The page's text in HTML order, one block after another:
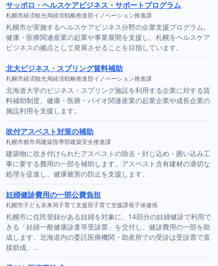
サッポロ・ヘルスケアビジネス・サポートプログラム
札幌市経済観光局経済戦略推進部イノベーション推進課
札幌市が実施するヘルスケアビジネス分野の企業支援プログラム。
健康・医療関連産業の起業や事業展開を支援し、札幌をヘルスケア
ビジネスの拠点として発展させることを目指しています。
北大ビジネス・スプリング賃料補助
札幌市経済観光局経済戦略推進部イノベーション推進課
北海道大学のビジネス・スプリング施設を利用する企業に対する賃
料補助制度。健康・医療・バイオ関連産業の起業企業や成長企業の
施設利用を支援します。
吹付アスベスト対策の補助
札幌市都市局建築指導部建築安全推進課
建築物に吹き付けられたアスベストの除去・封じ込め・囲い込み工
事に要する費用の一部を補助します。アスベスト含有建材の適切な
処理を促進し、健康被害の防止を支援します。
妊婦健診費用の一部公費負担
札幌市子ども未来局子育て支援部子育て支援課母子保健係
札幌市に住民登録がある妊婦を対象に、14回分の妊婦健診で利用で
きる「妊婦一般健康診査等受診票」を交付し、健診費用の一部を助
成します。北海道内の委託医療機関・助産所での受診は受診票で直
接助成、…